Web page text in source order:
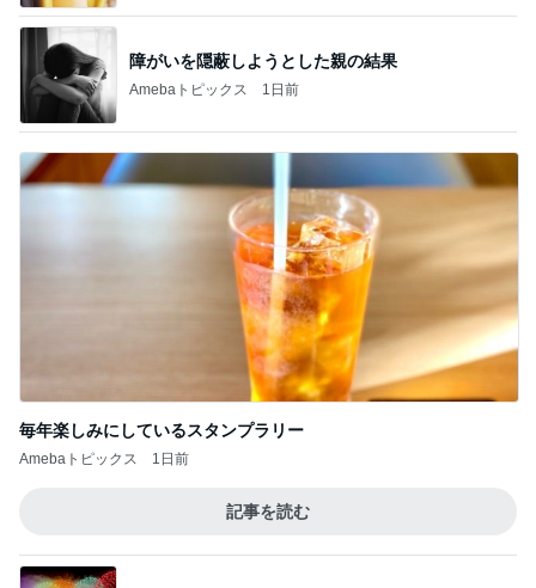
障がいを隠蔽しようとした親の結果
Amebaトピックス 1日前
毎年楽しみにしているスタンプラリー
Amebaトピックス 1日前
記事を読む